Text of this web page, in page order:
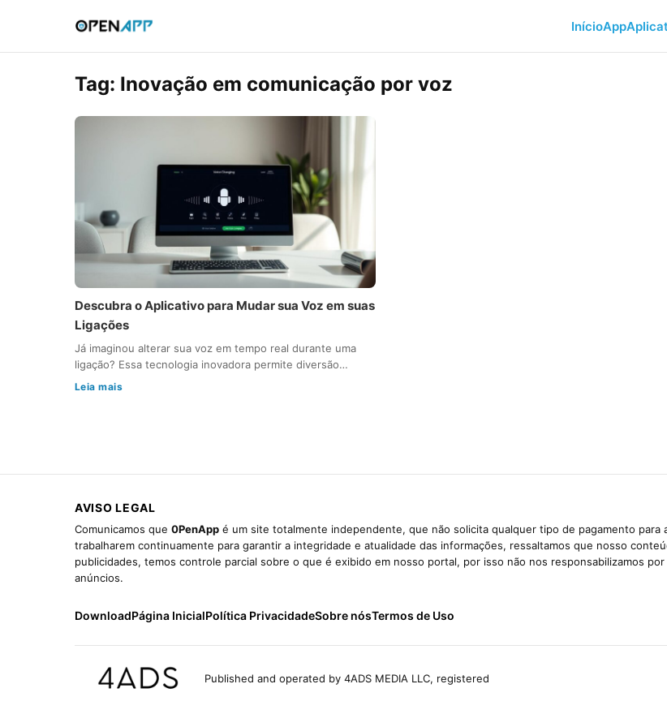
InícioApp
Tag: Inovação em comunicação por voz
Descubra o Aplicativo para Mudar sua Voz em suas
Ligações
Já imaginou alterar sua voz em tempo real durante uma
ligação? Essa tecnologia inovadora permite diversão…
Leia mais
AVISO LEGAL
Comunicamos que 0PenApp é um site totalmente independente, que não solicita qualquer tipo de pagamento
trabalharem continuamente para garantir a integridade e atualidade das informações, ressaltamos que nosso
publicidades, temos controle parcial sobre o que é exibido em nosso portal, por isso não nos responsabilizamos
anúncios.
DownloadPágina InicialPolítica PrivacidadeSobre nósTermos de Uso
Published and operated by 4ADS MEDIA LLC, registered